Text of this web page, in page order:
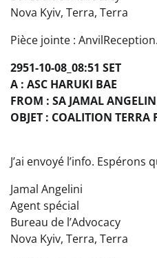
Nova Kyiv, Terra, Terra
Pièce jointe :
2951-10-08_08:51 SET
A : ASC HARUKI BAE
FROM : SA JAMAL
OBJET : COALITION TERRA
J’ai envoyé l’info. Espérons
Jamal Angelini
Agent spécial
Bureau de l’Advocacy
Nova Kyiv, Terra, Terra